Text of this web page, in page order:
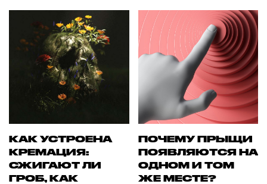
КАК УСТРОЕНА
КРЕМАЦИЯ:
СЖИГАЮТ ЛИ
ГРОБ, КАК
ПОЧЕМУ ПРЫЩИ
ПОЯВЛЯЮТСЯ НА
ОДНОМ И ТОМ
ЖЕ МЕСТЕ?